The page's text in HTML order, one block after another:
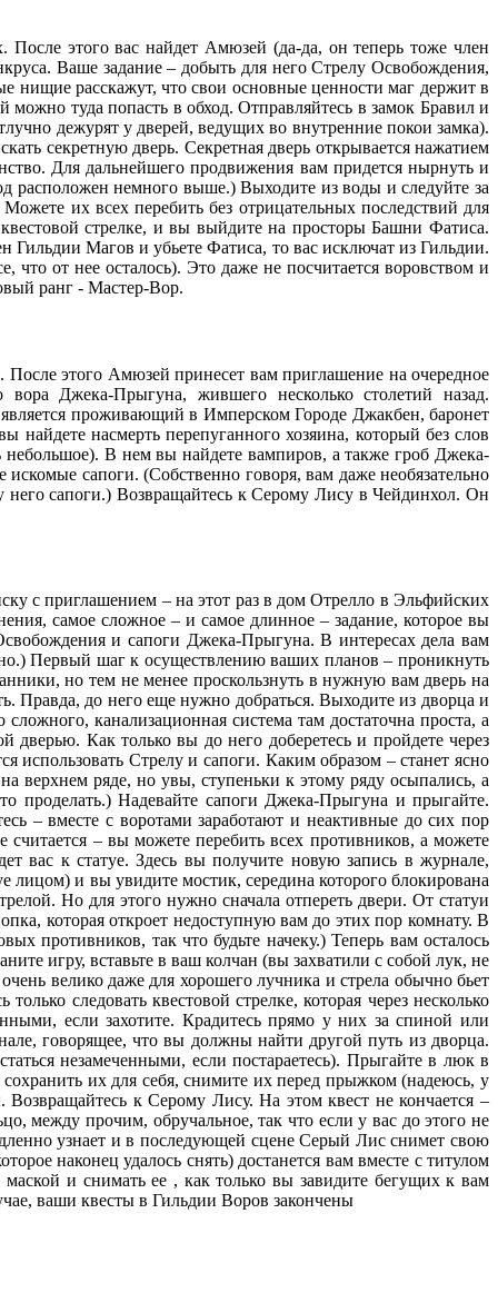
После этого вас найдет Амюзей (да-да, он теперь тоже член
Ваше задание – добыть для него Стрелу Освобождения,
нищие расскажут, что свои основные ценности маг держит в
туда попасть в обход. Отправляйтесь в замок Бравил и
дежурят у дверей, ведущих во внутренние покои замка).
секретную дверь. Секретная дверь открывается нажатием
Для дальнейшего продвижения вам придется нырнуть и
расположен немного выше.) Выходите из воды и следуйте за
их всех перебить без отрицательных последствий для
стрелке, и вы выйдите на просторы Башни Фатиса.
Магов и убьете Фатиса, то вас исключат из Гильдии.
от нее осталось). Это даже не посчитается воровством и
ранг - Мастер-Вор.
После этого Амюзей принесет вам приглашение на очередное
Джека-Прыгуна, жившего несколько столетий назад.
проживающий в Имперском Городе Джакбен, баронет
насмерть перепуганного хозяина, который без слов
В нем вы найдете вампиров, а также гроб Джека-
сапоги. (Собственно говоря, вам даже необязательно
него сапоги.) Возвращайтесь к Серому Лису в Чейдинхол. Он
с приглашением – на этот раз в дом Отрелло в Эльфийских
самое сложное – и самое длинное – задание, которое вы
и сапоги Джека-Прыгуна. В интересах дела вам
Первый шаг к осуществлению ваших планов – проникнуть
но тем не менее проскользнуть в нужную вам дверь на
Правда, до него еще нужно добраться. Выходите из дворца и
канализационная система там достаточна проста, а
Как только вы до него доберетесь и пройдете через
использовать Стрелу и сапоги. Каким образом – станет ясно
верхнем ряде, но увы, ступеньки к этому ряду осыпались, а
проделать.) Надевайте сапоги Джека-Прыгуна и прыгайте.
– вместе с воротами заработают и неактивные до сих пор
– вы можете перебить всех противников, а можете
вас к статуе. Здесь вы получите новую запись в журнале,
и вы увидите мостик, середина которого блокирована
Но для этого нужно сначала отпереть двери. От статуи
которая откроет недоступную вам до этих пор комнату. В
противников, так что будьте начеку.) Теперь вам осталось
игру, вставьте в ваш колчан (вы захватили с собой лук, не
велико даже для хорошего лучника и стрела обычно бьет
следовать квестовой стрелке, которая через несколько
если захотите. Крадитесь прямо у них за спиной или
говорящее, что вы должны найти другой путь из дворца.
незамеченными, если постараетесь). Прыгайте в люк в
их для себя, снимите их перед прыжком (надеюсь, у
Возвращайтесь к Серому Лису. На этом квест не кончается –
между прочим, обручальное, так что если у вас до этого не
узнает и в последующей сцене Серый Лис снимет свою
наконец удалось снять) достанется вам вместе с титулом
и снимать ее , как только вы завидите бегущих к вам
ваши квесты в Гильдии Воров закончены